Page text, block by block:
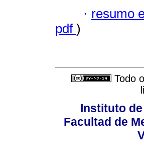
· resumo
pdf )
Todo
Instituto
Facultad de